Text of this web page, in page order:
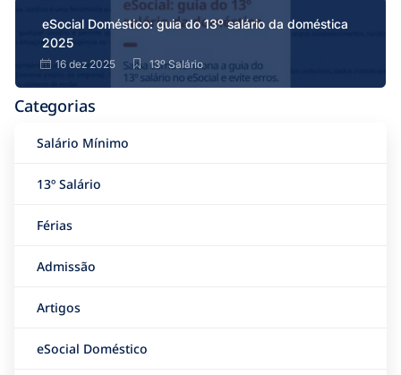
eSocial Doméstico: guia do 13º salário da doméstica
2025
16 dez 2025 13º Salário
Categorias
Salário Mínimo
13º Salário
Férias
Admissão
Artigos
eSocial Doméstico